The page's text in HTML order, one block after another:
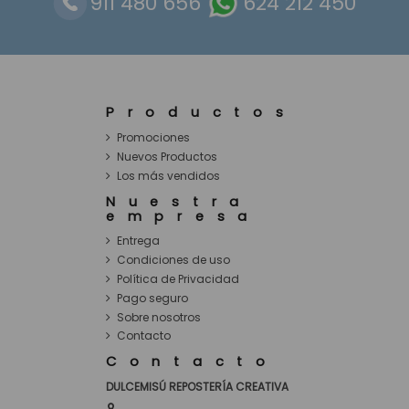
Productos
Promociones
Nuevos Productos
Los más vendidos
Nuestra
empresa
Entrega
Condiciones de uso
Política de Privacidad
Pago seguro
Sobre nosotros
Contacto
Contacto
DULCEMISÚ REPOSTERÍA CREATIVA